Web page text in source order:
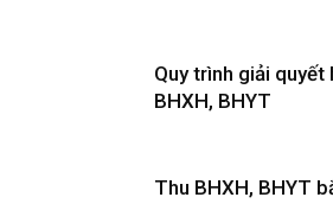
Quy trình giải quyết
BHXH, BHYT
Thu BHXH, BHYT